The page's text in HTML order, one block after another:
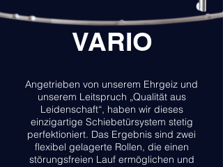
VARIO
Angetrieben von unserem Ehrgeiz und
unserem Leitspruch „Qualität aus
Leidenschaft“, haben wir dieses
einzigartige Schiebetürsystem stetig
perfektioniert. Das Ergebnis sind zwei
flexibel gelagerte Rollen, die einen
störungsfreien Lauf ermöglichen und